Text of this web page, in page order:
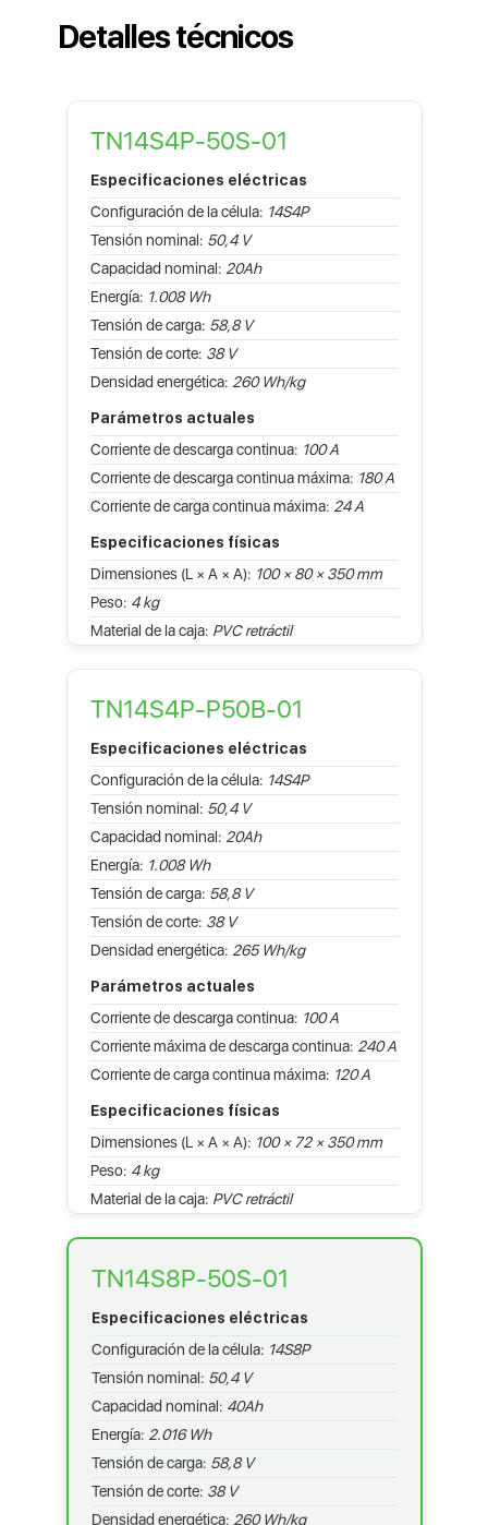
Detalles técnicos
TN14S4P-50S-01
Especificaciones eléctricas
Configuración de la célula: 14S4P
Tensión nominal: 50,4 V
Capacidad nominal: 20Ah
Energía: 1.008 Wh
Tensión de carga: 58,8 V
Tensión de corte: 38 V
Densidad energética: 260 Wh/kg
Parámetros actuales
Corriente de descarga continua: 100 A
Corriente de descarga continua máxima: 180 A
Corriente de carga continua máxima: 24 A
Especificaciones físicas
Dimensiones (L × A × A): 100 × 80 × 350 mm
Peso: 4 kg
Material de la caja: PVC retráctil
TN14S4P-P50B-01
Especificaciones eléctricas
Configuración de la célula: 14S4P
Tensión nominal: 50,4 V
Capacidad nominal: 20Ah
Energía: 1.008 Wh
Tensión de carga: 58,8 V
Tensión de corte: 38 V
Densidad energética: 265 Wh/kg
Parámetros actuales
Corriente de descarga continua: 100 A
Corriente máxima de descarga continua: 240 A
Corriente de carga continua máxima: 120 A
Especificaciones físicas
Dimensiones (L × A × A): 100 × 72 × 350 mm
Peso: 4 kg
Material de la caja: PVC retráctil
TN14S8P-50S-01
Especificaciones eléctricas
Configuración de la célula: 14S8P
Tensión nominal: 50,4 V
Capacidad nominal: 40Ah
Energía: 2.016 Wh
Tensión de carga: 58,8 V
Tensión de corte: 38 V
Densidad energética: 260 Wh/kg